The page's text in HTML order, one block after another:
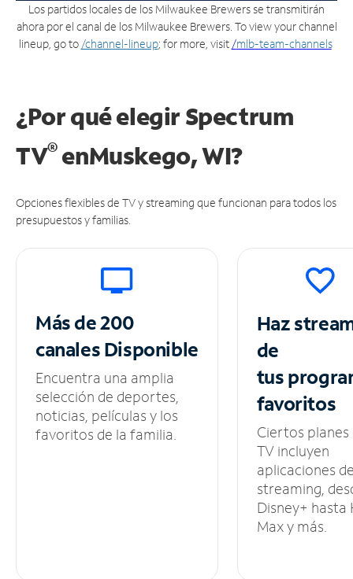
Los partidos locales de los Milwaukee Brewers se transmitirán
ahora por el canal de los Milwaukee Brewers. To view your channel
lineup, go to /channel-lineup; for more, visit /mlb-team-channels.
¿Por qué elegir Spectrum
TV®enMuskego, WI?
Opciones flexibles de TV y streaming que funcionan para todos los
presupuestos y familias.
Más de 200
canalesDisponible
Encuentra una amplia
selección de deportes,
noticias, películas y los
favoritos de la familia.
Haz
de
tus
favoritos
Ciertos planes
TV incluyen
aplicaciones
streaming,
Disney+ hasta
Max y más.